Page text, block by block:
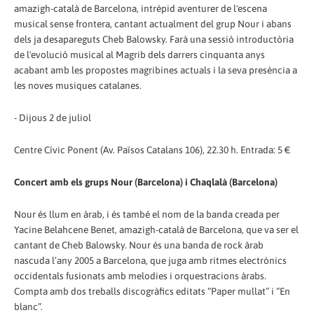
amazigh-català de Barcelona, intrèpid aventurer de l'escena
musical sense frontera, cantant actualment del grup Nour i abans
dels ja desapareguts Cheb Balowsky. Farà una sessió introductòria
de l'evolució musical al Magrib dels darrers cinquanta anys
acabant amb les propostes magribines actuals i la seva presència a
les noves musiques catalanes.
- Dijous 2 de juliol
Centre Cívic Ponent (Av. Països Catalans 106), 22.30 h. Entrada: 5 €
Concert amb els grups Nour (Barcelona) i Chaqlalà (Barcelona)
Nour és llum en àrab, i és també el nom de la banda creada per
Yacine Belahcene Benet, amazigh-català de Barcelona, que va ser el
cantant de Cheb Balowsky. Nour és una banda de rock àrab
nascuda l’any 2005 a Barcelona, que juga amb ritmes electrònics
occidentals fusionats amb melodies i orquestracions àrabs.
Compta amb dos treballs discogràfics editats “Paper mullat” i “En
blanc”.